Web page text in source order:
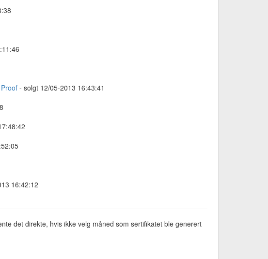
- solgt 12/05-2013 16:43:41
16:42:12
det direkte, hvis ikke velg måned som sertifikatet ble generert